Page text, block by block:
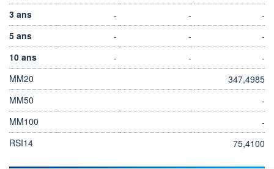
3 ans
- -
-
5 ans
- -
-
10 ans
- -
-
MM20
347,4985
MM50
-
MM100
-
RSI14
75,4100